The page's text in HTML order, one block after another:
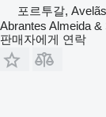
포르투갈,
Abrantes Almeida &
판매자에게 연락